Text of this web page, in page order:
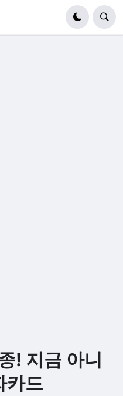
! 지금 아니
카드